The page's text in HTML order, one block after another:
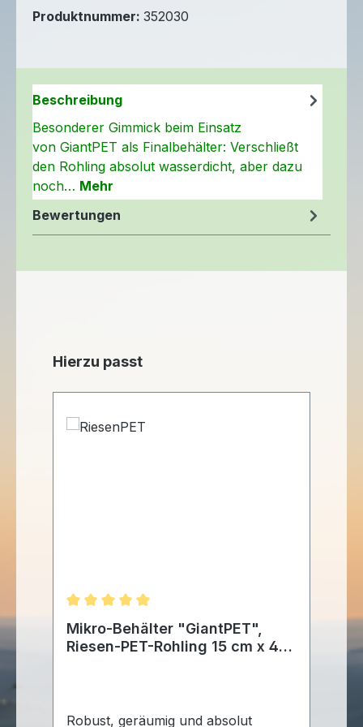
Produktnummer: 352030
Beschreibung
Besonderer Gimmick beim Einsatz
von GiantPET als Finalbehälter: Verschließt
den Rohling absolut wasserdicht, aber dazu
noch… Mehr
Bewertungen
Produktgalerie überspringen
Hierzu passt
Durchschnittliche Bewertung von 5 von 5
Mikro-Behälter "GiantPET",
Riesen-PET-Rohling 15 cm x 4
Robust, geräumig und absolut